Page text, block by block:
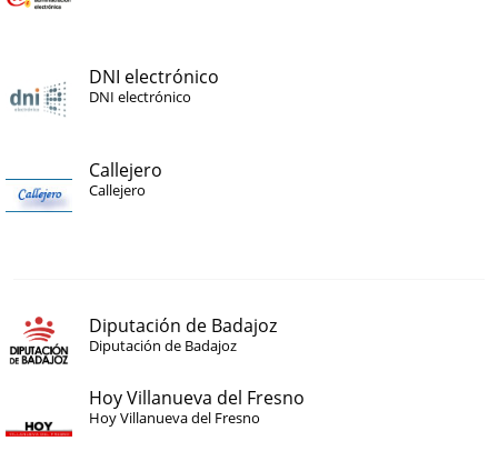
DNI electrónico
DNI electrónico
Callejero
Callejero
Diputación de Badajoz
Diputación de Badajoz
Hoy Villanueva del Fresno
Hoy Villanueva del Fresno